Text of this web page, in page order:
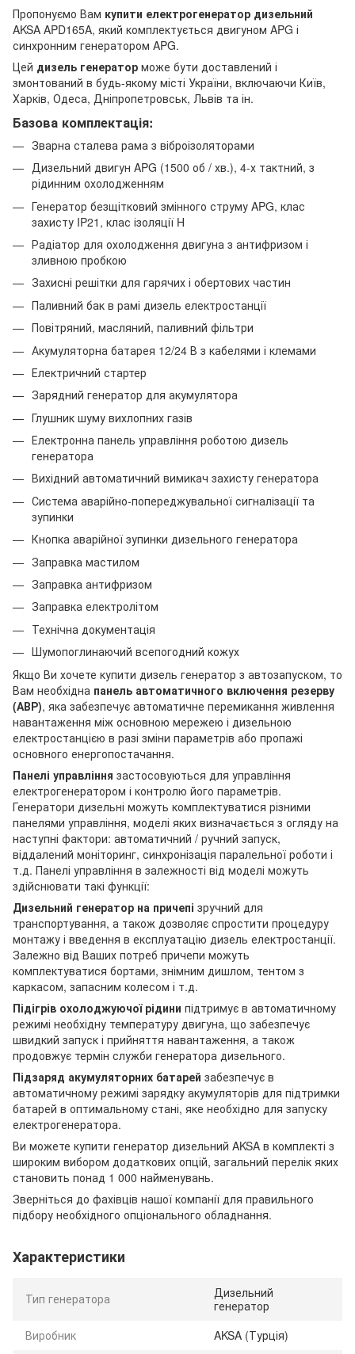
Пропонуємо Вам купити електрогенератор дизельний
AKSA APD165A, який комплектується двигуном APG і
синхронним генератором APG.
Цей дизель генератор може бути доставлений і
змонтований в будь-якому місті України, включаючи Київ,
Харків, Одеса, Дніпропетровськ, Львів та ін.
Базова комплектація:
Зварна сталева рама з віброізоляторами
Дизельний двигун APG (1500 об / хв.), 4-х тактний, з
рідинним охолодженням
Генератор безщітковий змінного струму APG, клас
захисту IP21, клас ізоляції H
Радіатор для охолодження двигуна з антифризом і
зливною пробкою
Захисні решітки для гарячих і обертових частин
Паливний бак в рамі дизель електростанції
Повітряний, масляний, паливний фільтри
Акумуляторна батарея 12/24 В з кабелями і клемами
Електричний стартер
Зарядний генератор для акумулятора
Глушник шуму вихлопних газів
Електронна панель управління роботою дизель
генератора
Вихідний автоматичний вимикач захисту генератора
Система аварійно-попереджувальної сигналізації та
зупинки
Кнопка аварійної зупинки дизельного генератора
Заправка мастилом
Заправка антифризом
Заправка електролітом
Технічна документація
Шумопоглинаючий всепогодний кожух
Якщо Ви хочете купити дизель генератор з автозапуском, то
Вам необхідна панель автоматичного включення резерву
(АВР), яка забезпечує автоматичне перемикання живлення
навантаження між основною мережею і дизельною
електростанцією в разі зміни параметрів або пропажі
основного енергопостачання.
Панелі управління застосовуються для управління
електрогенератором і контролю його параметрів.
Генератори дизельні можуть комплектуватися різними
панелями управління, моделі яких визначається з огляду на
наступні фактори: автоматичний / ручний запуск,
віддалений моніторинг, синхронізація паралельної роботи і
т.д. Панелі управління в залежності від моделі можуть
здійснювати такі функції:
Дизельний генератор на причепі зручний для
транспортування, а також дозволяє спростити процедуру
монтажу і введення в експлуатацію дизель електростанції.
Залежно від Ваших потреб причепи можуть
комплектуватися бортами, знімним дишлом, тентом з
каркасом, запасним колесом і т.д.
Підігрів охолоджуючої рідини підтримує в автоматичному
режимі необхідну температуру двигуна, що забезпечує
швидкий запуск і прийняття навантаження, а також
продовжує термін служби генератора дизельного.
Підзаряд акумуляторних батарей забезпечує в
автоматичному режимі зарядку акумуляторів для підтримки
батарей в оптимальному стані, яке необхідно для запуску
електрогенератора.
Ви можете купити генератор дизельний AKSA в комплекті з
широким вибором додаткових опцій, загальний перелік яких
становить понад 1 000 найменувань.
Зверніться до фахівців нашої компанії для правильного
підбору необхідного опціонального обладнання.
Характеристики
Тип генератора
Дизельний
генератор
Виробник
AKSA (Турція)